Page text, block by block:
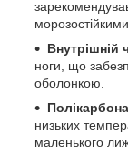
Внутрішній
ноги, що
оболонкою.
низьких
маленького